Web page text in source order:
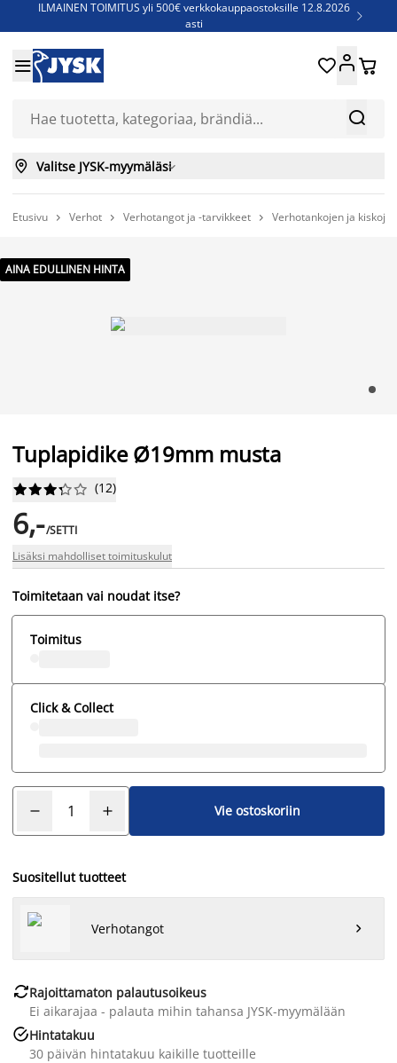
ILMAINEN TOIMITUS yli 500€ verkkokauppaostoksille 12.8.2026
asti

Jenkkisänkyjä - Säästä jopa 60%


 
 Valitse JYSK-myymäläsi
Etusivu  Verhot  Verhotangot ja -tarvikkeet  Verhotankojen ja
AINA EDULLINEN HINTA
Tuplapidike Ø19mm musta





 (12)
6,-/SETTI
Lisäksi mahdolliset toimituskulut
Toimitetaan vai noudat itse?
Toimitus
Click & Collect
Vie ostoskoriin
Suositellut tuotteet
Verhotangot 
Rajoittamaton palautusoikeus
Ei aikarajaa - palauta mihin tahansa JYSK-myymälään
Hintatakuu
30 päivän hintatakuu kaikille tuotteille